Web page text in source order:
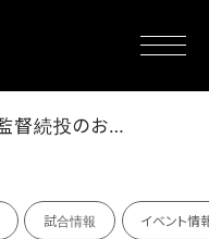
横地康介監督続投のお知らせ
試合情報 イベント情